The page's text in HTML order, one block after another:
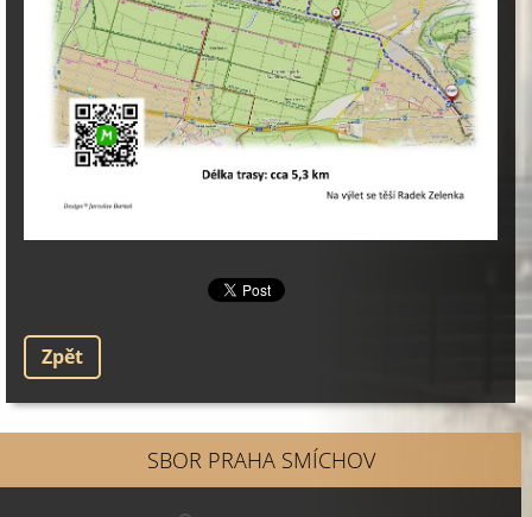
Zpět
SBOR PRAHA SMÍCHOV